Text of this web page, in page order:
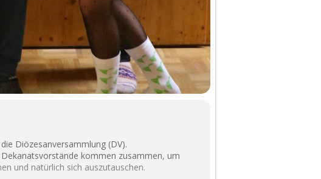
Diözesanversammlung (DV).
kommen zusammen, um
und natürlich sich auszutauschen.